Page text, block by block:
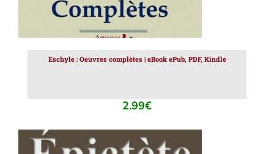
Eschyle : Oeuvres complètes | eBook ePub, PDF, Kindle
2.99€